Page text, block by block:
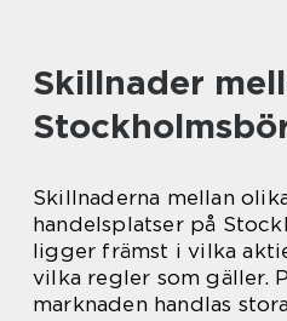
Skillnader
Skillnaderna mellan
handelsplatser på
ligger främst i vilka
vilka regler som gäller.
marknaden handlas